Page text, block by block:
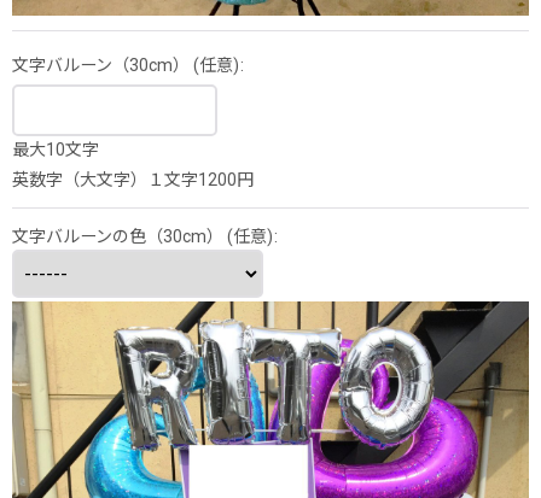
文字バルーン（30cm） (任意):
最大10文字
英数字（大文字）１文字1200円
文字バルーンの色（30cm） (任意):